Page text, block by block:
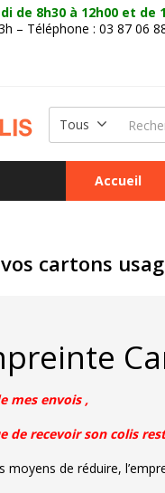
de 8h30 à 12h00 et de
– Téléphone : 03 87 06
Tous
Accueil
cartons
mes envois ,
de recevoir son colis
moyens de réduire,